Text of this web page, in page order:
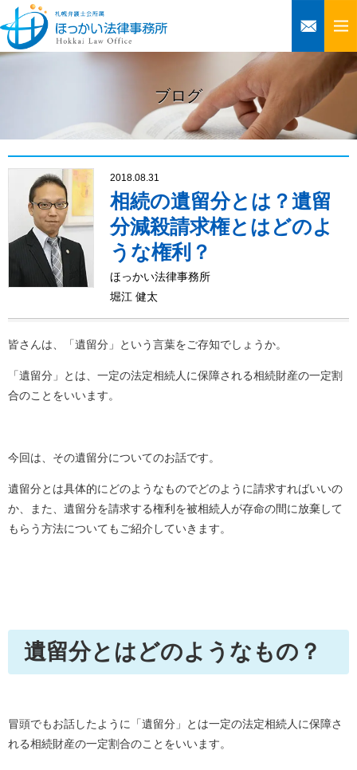
ブログ
2018.08.31
相続の遺留分とは？遺留
分減殺請求権とはどのよ
うな権利？
ほっかい法律事務所
堀江 健太
皆さんは、「遺留分」という言葉をご存知でしょうか。
「遺留分」とは、一定の法定相続人に保障される相続財産の一定割
合のことをいいます。
今回は、その遺留分についてのお話です。
遺留分とは具体的にどのようなものでどのように請求すればいいの
か、また、遺留分を請求する権利を被相続人が存命の間に放棄して
もらう方法についてもご紹介していきます。
遺留分とはどのようなもの？
冒頭でもお話したように「遺留分」とは一定の法定相続人に保障さ
れる相続財産の一定割合のことをいいます。